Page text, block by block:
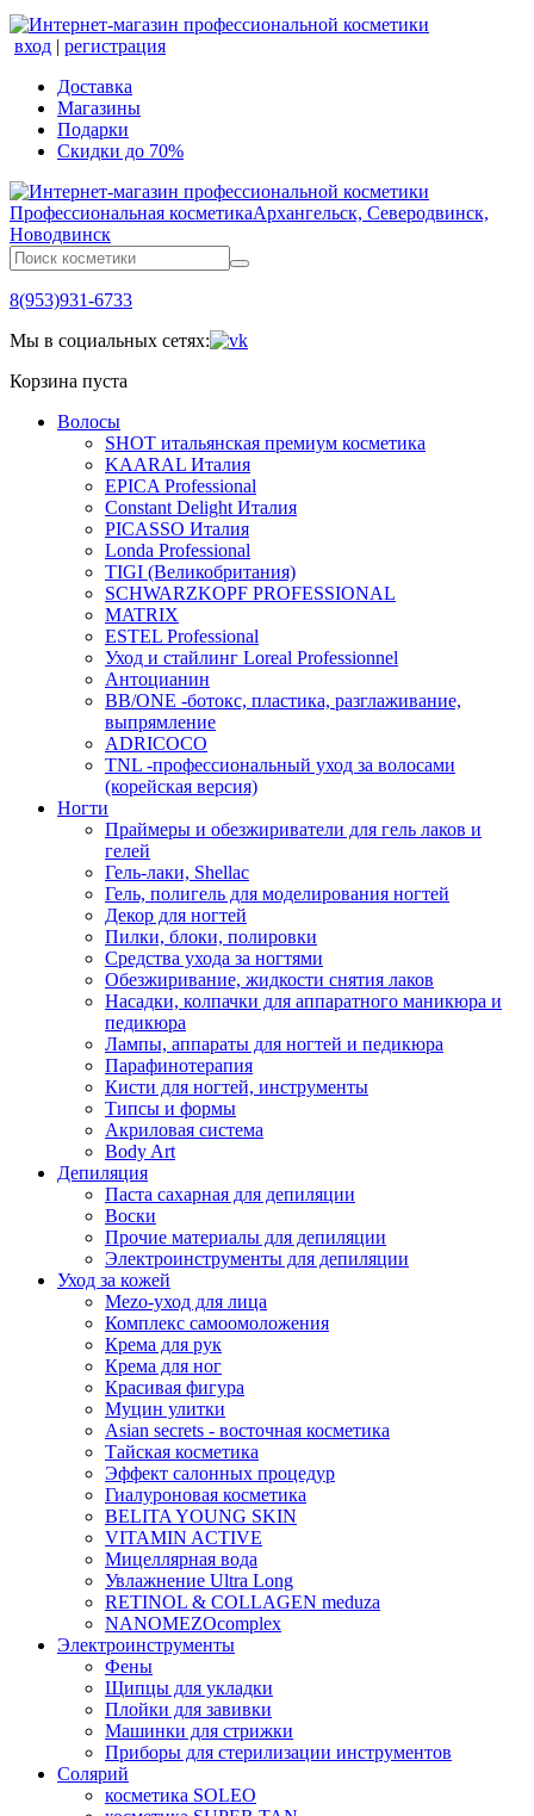
вход | регистрация
Доставка
Магазины
Подарки
Скидки до 70%
Профессиональная косметикаАрхангельск, Северодвинск,
Новодвинск
8(953)931-6733
Мы в социальных сетях:
Корзина пуста
Волосы
SHOT итальянская премиум косметика
KAARAL Италия
EPICA Professional
Constant Delight Италия
PICASSO Италия
Londa Professional
TIGI (Великобритания)
SCHWARZKOPF PROFESSIONAL
MATRIX
ESTEL Professional
Уход и стайлинг Loreal Professionnel
Антоцианин
BB/ONE -ботокс, пластика, разглаживание,
выпрямление
ADRICOCO
TNL -профессиональный уход за волосами
(корейская версия)
Ногти
Праймеры и обезжириватели для гель лаков и
гелей
Гель-лаки, Shellac
Гель, полигель для моделирования ногтей
Декор для ногтей
Пилки, блоки, полировки
Средства ухода за ногтями
Обезжиривание, жидкости снятия лаков
Насадки, колпачки для аппаратного маникюра и
педикюра
Лампы, аппараты для ногтей и педикюра
Парафинотерапия
Кисти для ногтей, инструменты
Типсы и формы
Акриловая система
Body Art
Депиляция
Паста сахарная для депиляции
Воски
Прочие материалы для депиляции
Электроинструменты для депиляции
Уход за кожей
Mezo-уход для лица
Комплекс самоомоложения
Крема для рук
Крема для ног
Красивая фигура
Муцин улитки
Asian seсrets - восточная косметика
Тайская косметика
Эффект салонных процедур
Гиалуроновая косметика
BELITA YOUNG SKIN
VITAMIN ACTIVE
Мицеллярная вода
Увлажнение Ultra Long
RETINOL & COLLAGEN meduza
NANOMEZOcomplex
Электроинструменты
Фены
Щипцы для укладки
Плойки для завивки
Машинки для стрижки
Приборы для стерилизации инструментов
Солярий
косметика SOLEO